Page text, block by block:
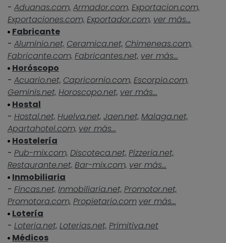
- Aduanas.com, Armador.com, Exportacion.com,
Exportaciones.com, Exportador.com, ver más...
Fabricante
- Aluminio.net, Ceramica.net, Chimeneas.com,
Fabricante.com, Fabricantes.net, ver más...
Horóscopo
- Acuario.net, Capricornio.com, Escorpio.com,
Geminis.net, Horoscopo.net, ver más...
Hostal
- Hostal.net, Huelva.net, Jaen.net, Malaga.net,
Apartahotel.com, ver más...
Hostelería
- Pub-mix.com, Discoteca.net, Pizzeria.net,
Restaurante.net, Bar-mix.com, ver más...
Inmobiliaria
- Fincas.net, Inmobiliaria.net, Promotor.net,
Promotora.com, Propietario.com ver más...
Lotería
- Loteria.net, Loterias.net, Primitiva.net
Médicos